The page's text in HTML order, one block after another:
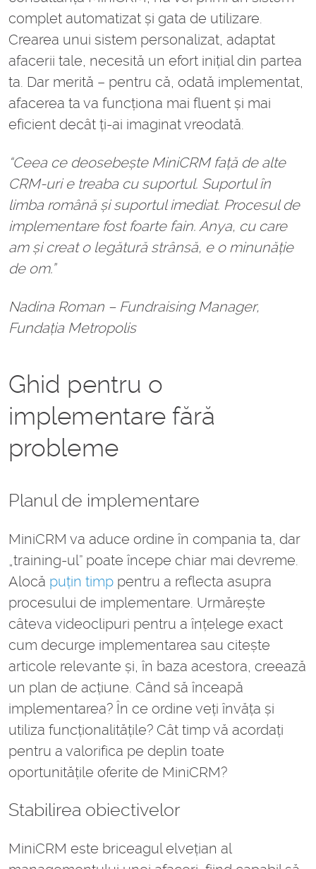
complet automatizat și gata de utilizare.
Crearea unui sistem personalizat, adaptat
afacerii tale, necesită un efort inițial din partea
ta. Dar merită – pentru că, odată implementat,
afacerea ta va funcționa mai fluent și mai
eficient decât ți-ai imaginat vreodată.
“Ceea ce deosebește MiniCRM față de alte
CRM-uri e treaba cu suportul. Suportul în
limba română și suportul imediat. Procesul de
implementare fost foarte fain. Anya, cu care
am și creat o legătură strânsă, e o minunăție
de om.”
Nadina Roman – Fundraising Manager,
Fundația Metropolis
Ghid pentru o
implementare fără
probleme
Planul de implementare
MiniCRM va aduce ordine în compania ta, dar
„training-ul” poate începe chiar mai devreme.
Alocă puțin timp pentru a reflecta asupra
procesului de implementare. Urmărește
câteva videoclipuri pentru a înțelege exact
cum decurge implementarea sau citește
articole relevante și, în baza acestora, creează
un plan de acțiune. Când să înceapă
implementarea? În ce ordine veți învăța și
utiliza funcționalitățile? Cât timp vă acordați
pentru a valorifica pe deplin toate
oportunitățile oferite de MiniCRM?
Stabilirea obiectivelor
MiniCRM este briceagul elvețian al